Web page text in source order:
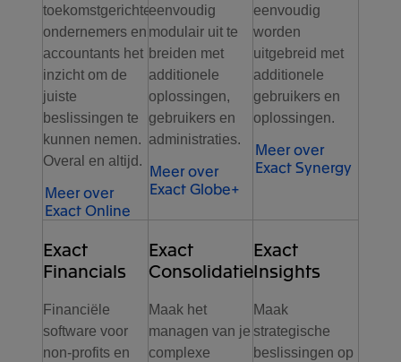
toekomstgerichte
ondernemers en
accountants het
inzicht om de
juiste
beslissingen te
kunnen nemen.
Overal en altijd.
Meer over
Exact Online
eenvoudig
modulair uit te
breiden met
additionele
oplossingen,
gebruikers en
administraties.
Meer over
Exact Globe+
eenvoudig
worden
uitgebreid met
additionele
gebruikers en
oplossingen.
Meer over
Exact Synergy
Exact
Financials
Financiële
software voor
non-profits en
Exact
Consolidatie
Maak het
managen van je
complexe
Exact
Insights
Maak
strategische
beslissingen op